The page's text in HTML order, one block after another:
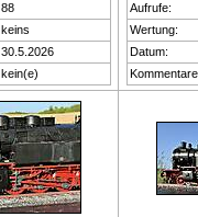
88
keins
30.5.2026
kein(e)
Aufrufe:
Wertung:
Datum: